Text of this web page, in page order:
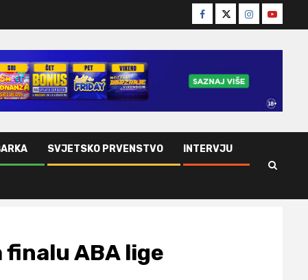
Facebook
TwitterInstagram
Youtube
SVJETSKO PRVENSTVO INTERVJU
finalu ABA lige